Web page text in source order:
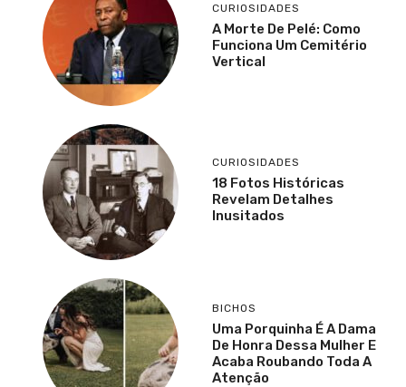
CURIOSIDADES
A Morte De Pelé: Como
Funciona Um Cemitério
Vertical
CURIOSIDADES
18 Fotos Históricas
Revelam Detalhes
Inusitados
BICHOS
Uma Porquinha É A Dama
De Honra Dessa Mulher E
Acaba Roubando Toda A
Atenção